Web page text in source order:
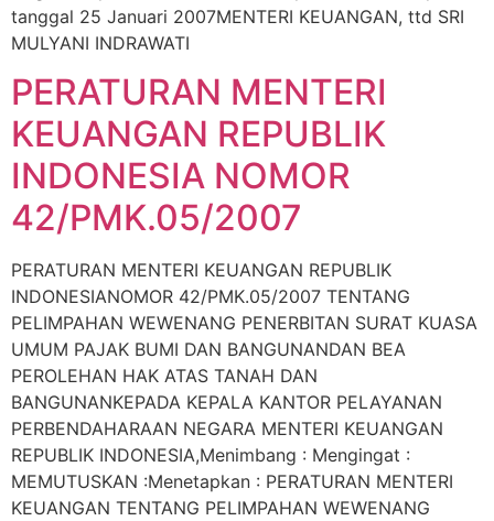
tanggal 25 Januari 2007MENTERI KEUANGAN, ttd SRI
MULYANI INDRAWATI
PERATURAN MENTERI
KEUANGAN REPUBLIK
INDONESIA NOMOR
42/PMK.05/2007
PERATURAN MENTERI KEUANGAN REPUBLIK
INDONESIANOMOR 42/PMK.05/2007 TENTANG
PELIMPAHAN WEWENANG PENERBITAN SURAT KUASA
UMUM PAJAK BUMI DAN BANGUNANDAN BEA
PEROLEHAN HAK ATAS TANAH DAN
BANGUNANKEPADA KEPALA KANTOR PELAYANAN
PERBENDAHARAAN NEGARA MENTERI KEUANGAN
REPUBLIK INDONESIA,Menimbang : Mengingat :
MEMUTUSKAN :Menetapkan : PERATURAN MENTERI
KEUANGAN TENTANG PELIMPAHAN WEWENANG